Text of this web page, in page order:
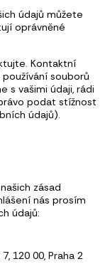
údajů můžete
oprávněné
Kontaktní
souborů
s vašimi údaji, rádi
podat stížnost
údajů).
zásad
nás prosím
údajů:
120 00, Praha 2